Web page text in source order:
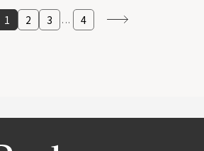
1 2 3 ... 4